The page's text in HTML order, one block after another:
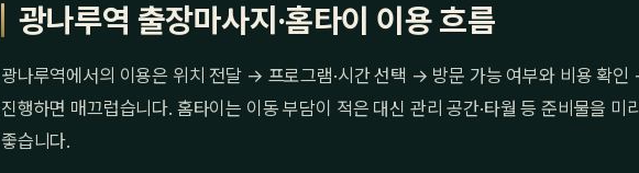
광나루역 출장마사지·홈타이 이용 흐름
광나루역에서의 이용은 위치 전달 → 프로그램·시간 선택 → 방문 가능 여부와 비용 확
진행하면 매끄럽습니다. 홈타이는 이동 부담이 적은 대신 관리 공간·타월 등 준비물을 미
좋습니다.